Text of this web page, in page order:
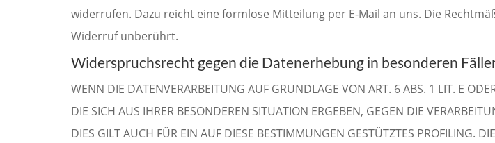
widerrufen. Dazu reicht eine formlose Mitteilung per E-Mail an uns. Die
Widerruf unberührt.
Widerspruchsrecht gegen die Datenerhebung in besonderen
WENN DIE DATENVERARBEITUNG AUF GRUNDLAGE VON ART. 6 ABS. 1 LIT. E
DIE SICH AUS IHRER BESONDEREN SITUATION ERGEBEN, GEGEN DIE
DIES GILT AUCH FÜR EIN AUF DIESE BESTIMMUNGEN GESTÜTZTES PROFILING.